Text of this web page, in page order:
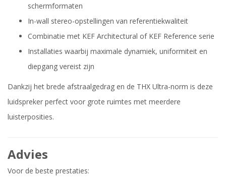
schermformaten
In-wall stereo-opstellingen van referentiekwaliteit
Combinatie met KEF Architectural of KEF Reference serie
Installaties waarbij maximale dynamiek, uniformiteit en
diepgang vereist zijn
Dankzij het brede afstraalgedrag en de THX Ultra-norm is deze
luidspreker perfect voor grote ruimtes met meerdere
luisterposities.
Advies
Voor de beste prestaties: